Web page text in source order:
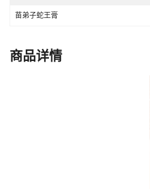
苗弟子蛇王膏
商品详情